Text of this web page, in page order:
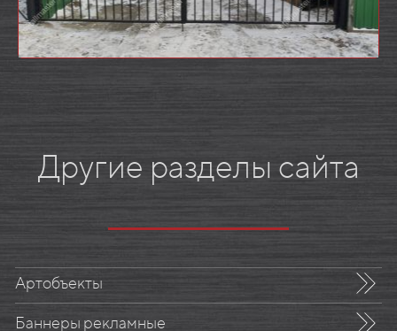
Другие разделы сайта
Артобъекты
Баннеры рекламные